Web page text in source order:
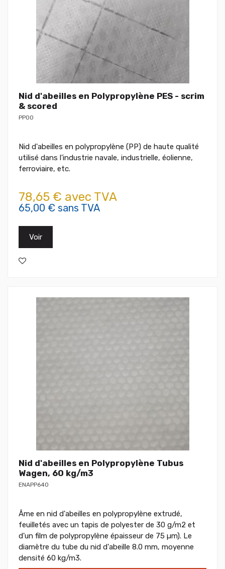
Nid d'abeilles en Polypropylène PES - scrim
& scored
PP00
Nid d'abeilles en polypropylène (PP) de haute qualité
utilisé dans l'industrie navale, industrielle, éolienne,
ferroviaire, etc.
78,65 € avec TVA
65,00 € sans TVA
Voir
Nid d'abeilles en Polypropylène Tubus
Wagen, 60 kg/m3
ENAPP640
Âme en nid d'abeilles en polypropylène extrudé,
feuilletés avec un tapis de polyester de 30 g/m2 et
d'un film de polypropylène épaisseur de 75 µm). Le
diamètre du tube du nid d'abeille 8.0 mm, moyenne
densité 60 kg/m3.